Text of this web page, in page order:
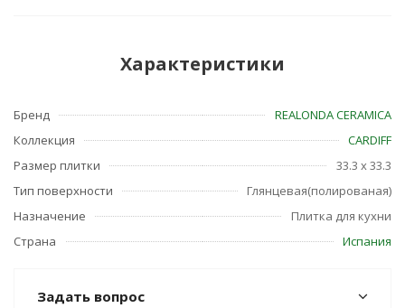
Характеристики
Бренд
REALONDA CERAMICA
Коллекция
CARDIFF
Размер плитки
33.3 x 33.3
Тип поверхности
Глянцевая(полированая)
Назначение
Плитка для кухни
Страна
Испания
Задать вопрос